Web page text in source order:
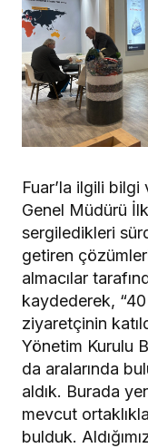
Fuar’la ilgili
Genel Müdürü
sergiledikleri
getiren
almacılar
kaydederek,
ziyaretçinin
Yönetim Kurulu
da aralarında
aldık. Burada
mevcut
bulduk.